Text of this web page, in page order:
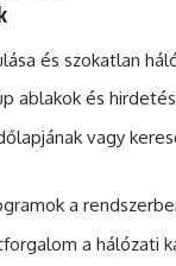
és szokatlan
ablakok és
vagy
a
a hálózati